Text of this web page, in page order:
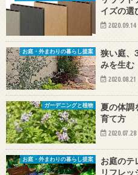
イズの選
2020.09.14
お庭・外まわりの暮らし提案
狭い庭、
みを生む
2020.08.21
ガーデニングと植物
夏の体調
育て方
2020.07.28
お庭・外まわりの暮らし提案
お庭のテ
リフレッ